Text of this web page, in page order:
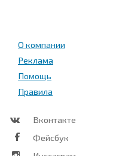
О компании
Реклама
Помощь
Правила
Вконтакте
Фейсбук